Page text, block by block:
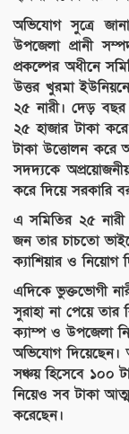
অভিযোগ সুত্রে
উপজেলা প্রানী
প্রকল্পের অধীনে
উত্তর খুরমা
২৫ নারী। দেড় বছর
২৫ হাজার টাকা
টাকা উত্তোলন করে
সদদ্যকে অপ্রয়োজনীয়
করে দিয়ে সরকারি
এ সমিতির ২৫
জন তার চাচতো
ক্যাশিয়ার ও নিয়োগ
এদিকে ভুক্তভোগী
সুরাহা না পেয়ে তার
ক্যাম্প ও উপজেলা
অভিযোগ দিয়েছেন।
সঞ্চয় হিসেবে ১০০
নিয়েও সব টাকা
করেছেন।